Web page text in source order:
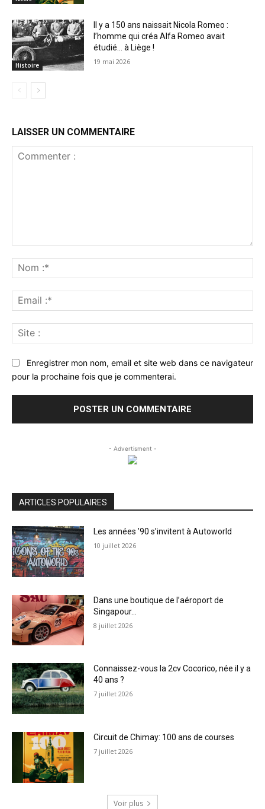
Histoire
Il y a 150 ans naissait Nicola Romeo :
l’homme qui créa Alfa Romeo avait
étudié… à Liège !
19 mai 2026
LAISSER UN COMMENTAIRE
:*
:*
:
Enregistrer mon nom, email et site web dans ce navigateur
pour la prochaine fois que je commenterai.
- Advertisment -
ARTICLES POPULAIRES
Les années ’90 s’invitent à Autoworld
10 juillet 2026
Dans une boutique de l’aéroport de
Singapour…
8 juillet 2026
Connaissez-vous la 2cv Cocorico, née il y a
40 ans ?
7 juillet 2026
Circuit de Chimay: 100 ans de courses
7 juillet 2026
Voir plus